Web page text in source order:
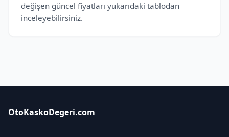
değişen güncel fiyatları yukarıdaki tablodan
inceleyebilirsiniz.
OtoKaskoDegeri.com